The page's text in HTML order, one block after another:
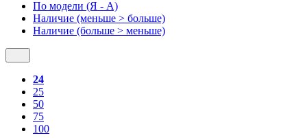
По модели (Я - A)
Наличие (меньше > больше)
Наличие (больше > меньше)
24
25
50
75
100